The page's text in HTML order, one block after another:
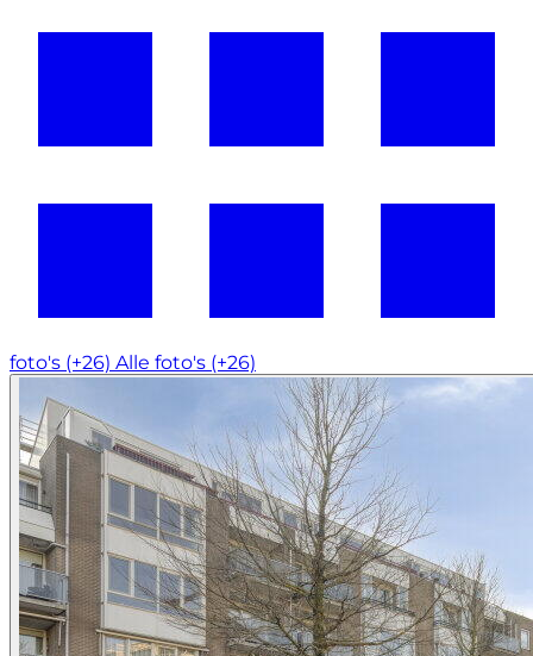
foto's (+26) Alle foto's (+26)